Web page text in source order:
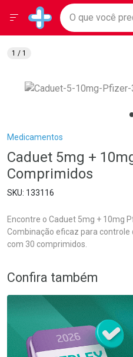
DrogariasBaixe nosso APP e
Ir direto para a home
pela página
Ir direto para o conteúdo
Ir direto para a busca
Ir direto para a conta
Ir direto para a notificações
Ir direto para o carrinho
Faça a sua busca
O que você
Menu
Breadcrumb
Medicamentos
Caduet 5mg +
Comprimidos
133116
Encontre o Caduet 5mg + 10mg
Combinação eficaz para controle
com 30 comprimidos.
1 / 1
Confira também